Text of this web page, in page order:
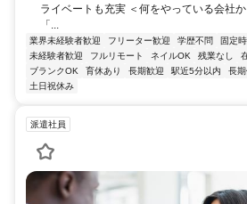
ライベートも充実 ＜何をやっている会社か
「...
業界未経験者歓迎 フリーター歓迎 学歴不問 固定
未経験者歓迎
フルリモート ネイルOK 残業なし
ブランクOK
育休あり 長期歓迎 駅近5分以内 長
土日祝休み
派遣社員